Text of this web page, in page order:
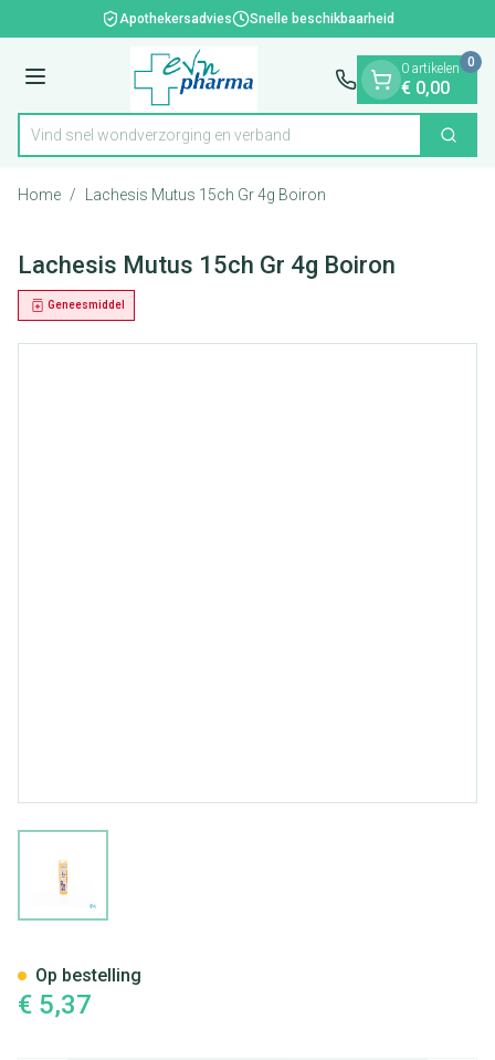
Ga naar de inhoudApothekersadvies Snelle beschikbaarheid
Menu
Product, merk, categorie...
Vind snel wondverzorging en verband Zoek
0 artikelen
€ 0,00
0
Home / Lachesis Mutus 15ch Gr 4g Boiron
Lachesis Mutus 15ch Gr 4g Boiron
Geneesmiddel
€ 5,37
Op bestelling